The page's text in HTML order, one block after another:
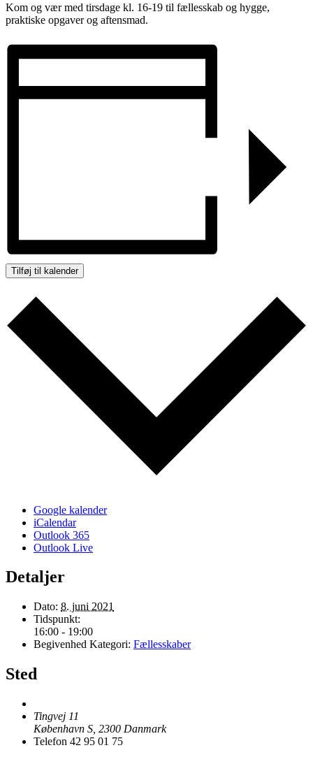
Kom og vær med tirsdage kl. 16-19 til fællesskab og hygge,
praktiske opgaver og aftensmad.
Tilføj til kalender
Google kalender
iCalendar
Outlook 365
Outlook Live
Detaljer
Dato: 8. juni 2021
Tidspunkt:
16:00 - 19:00
Begivenhed Kategori: Fællesskaber
Sted
Tingvej 11
København S 2300 Danmark
Telefon 42 95 01 75